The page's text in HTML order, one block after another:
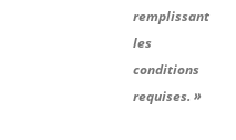
remplissant
les
conditions
requises. »